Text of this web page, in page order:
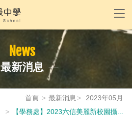
News
最新消息
首頁 最新消息
2023年05月
【學務處】2023六信美麗新校園攝...